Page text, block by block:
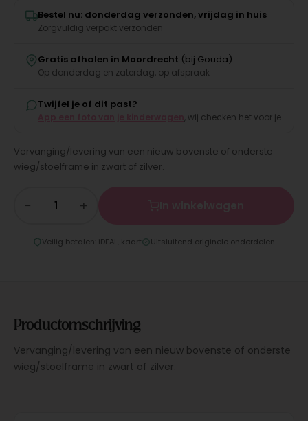
Bestel nu: donderdag verzonden, vrijdag in huis
Zorgvuldig verpakt verzonden
Gratis afhalen in Moordrecht (bij Gouda)
Op donderdag en zaterdag, op afspraak
Twijfel je of dit past?
, wij checken het voor je
Vervanging/levering van een nieuw bovenste of onderste
wieg/stoelframe in zwart of zilver.
− +
Veilig betalen: iDEAL, kaart Uitsluitend originele onderdelen
Productomschrijving
Vervanging/levering van een nieuw bovenste of onderste
wieg/stoelframe in zwart of zilver.